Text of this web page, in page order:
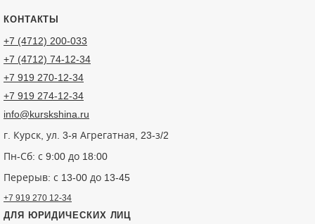
КОНТАКТЫ
+7 (4712) 200-033
+7 (4712) 74-12-34
+7 919 270-12-34
+7 919 274-12-34
info@kurskshina.ru
г. Курск, ул. 3-я Агрегатная, 23-з/2
Пн-Сб: с 9:00 до 18:00
Перерыв: с 13-00 до 13-45
+7 919 270 12-34
ДЛЯ ЮРИДИЧЕСКИХ ЛИЦ